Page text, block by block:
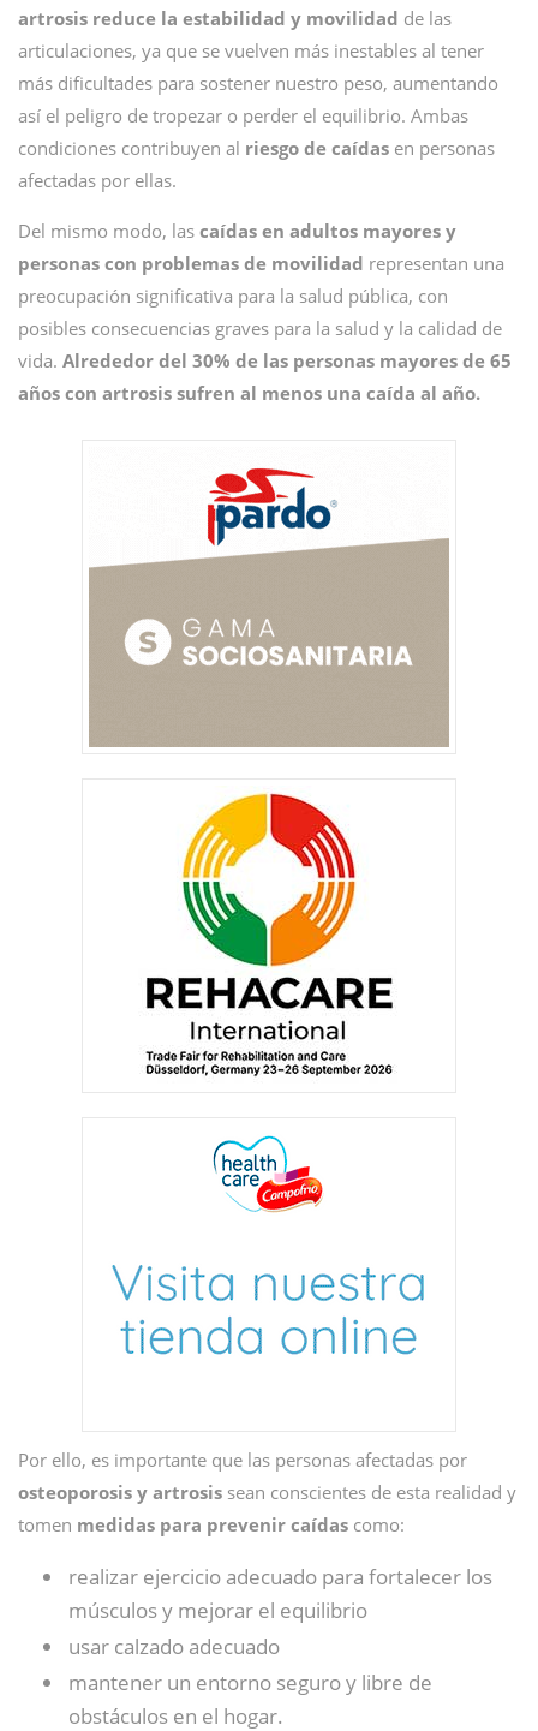
artrosis reduce la estabilidad y movilidad de las
articulaciones, ya que se vuelven más inestables al tener
más dificultades para sostener nuestro peso, aumentando
así el peligro de tropezar o perder el equilibrio. Ambas
condiciones contribuyen al riesgo de caídas en personas
afectadas por ellas.
Del mismo modo, las caídas en adultos mayores y
personas con problemas de movilidad representan una
preocupación significativa para la salud pública, con
posibles consecuencias graves para la salud y la calidad de
vida. Alrededor del 30% de las personas mayores de 65
años con artrosis sufren al menos una caída al año.
Por ello, es importante que las personas afectadas por
osteoporosis y artrosis sean conscientes de esta realidad y
tomen medidas para prevenir caídas como:
realizar ejercicio adecuado para fortalecer los
músculos y mejorar el equilibrio
usar calzado adecuado
mantener un entorno seguro y libre de
obstáculos en el hogar.